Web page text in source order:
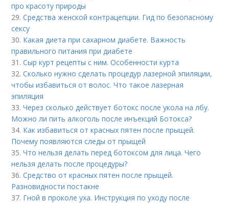
про красоту природы
29.Средства женской контрацепции. Гид по безопасному
сексу
30. Какая диета при сахарном диабете. Важность
правильного питания при диабете
31.Сыр курт рецепты с ним. Особенности курта
32.Сколько нужно сделать процедур лазерной эпиляции,
чтобы избавиться от волос. Что такое лазерная
эпиляция
33.Через сколько действует ботокс после укола на лбу.
Можно ли пить алкоголь после инъекций Ботокса?
34. Как избавиться от красных пятен после прыщей.
Почему появляются следы от прыщей
35.Что нельзя делать перед ботоксом для лица. Чего
нельзя делать после процедуры?
36.Средство от красных пятен после прыщей.
Разновидности постакне
37. Гной в проколе уха. Инструкция по уходу после